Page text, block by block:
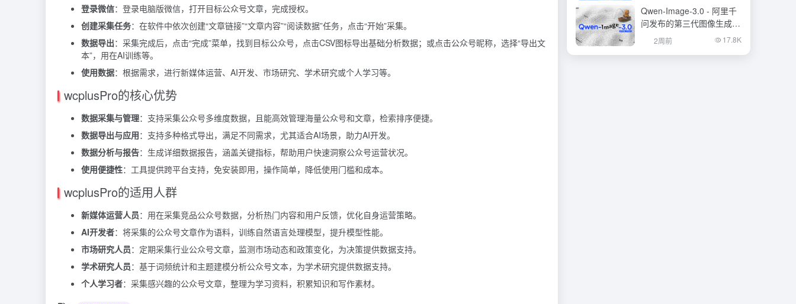
登录微信：登录电脑版微信，打开目标公众号文章，完成授权。
创建采集任务：在软件中依次创建“文章链接”“文章内容”“阅读数据”任务，点击“开始”采集。
数据导出：采集完成后，点击“完成”菜单，找到目标公众号，点击CSV图标导出基础分析数据；或点击公众号昵称，选择“导出文
本”，用在AI训练等。
使用数据：根据需求，进行新媒体运营、AI开发、市场研究、学术研究或个人学习等。
wcplusPro的核心优势
数据采集与管理：支持采集公众号多维度数据，且能高效管理海量公众号和文章，检索排序便捷。
数据导出与应用：支持多种格式导出，满足不同需求，尤其适合AI场景，助力AI开发。
数据分析与报告：生成详细数据报告，涵盖关键指标，帮助用户快速洞察公众号运营状况。
使用便捷性：工具提供跨平台支持，免安装即用，操作简单，降低使用门槛和成本。
wcplusPro的适用人群
新媒体运营人员：用在采集竞品公众号数据，分析热门内容和用户反馈，优化自身运营策略。
AI开发者：将采集的公众号文章作为语料，训练自然语言处理模型，提升模型性能。
市场研究人员：定期采集行业公众号文章，监测市场动态和政策变化，为决策提供数据支持。
学术研究人员：基于词频统计和主题建模分析公众号文本，为学术研究提供数据支持。
个人学习者：采集感兴趣的公众号文章，整理为学习资料，积累知识和写作素材。
Qwen-Image-3.0 - 阿里千
问发布的第三代图像生成基
础模型
2周前 17.8K